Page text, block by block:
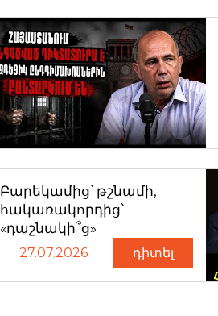
Բարեկամից՝ թշնամի,
հակառակորդից՝
«դաշնակի՞ց»
27.07.2026 դիտել